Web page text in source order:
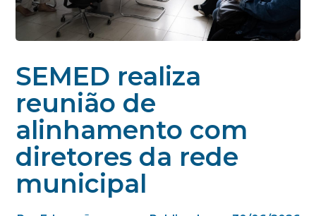
SEMED realiza
reunião de
alinhamento com
diretores da rede
municipal